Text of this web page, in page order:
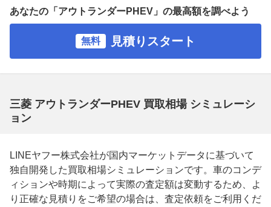
あなたの「アウトランダーPHEV」の最高額を調べよう
無料 見積りスタート
三菱 アウトランダーPHEV 買取相場 シミュレーシ
ョン
LINEヤフー株式会社が国内マーケットデータに基づいて
独自開発した買取相場シミュレーションです。車のコンデ
ィションや時期によって実際の査定額は変動するため、よ
り正確な見積りをご希望の場合は、査定依頼をご利用くだ